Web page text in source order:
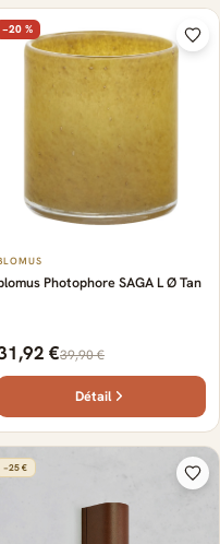
−20 %
Photophore SAGA L Ø Tan
€39,90 €
Détail
−25 €